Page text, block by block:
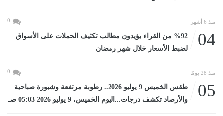
منذ 6 أشهر 0
04
%92 من القراء يؤيدون مطالب تكثيف الحملات على الأسواق
لضبط الأسعار خلال شهر رمضان
منذ 28 يومًا 0
05
طقس الخميس 9 يوليو 2026.. رطوبة مرتفعة وشبورة صباحية
والأرصاد تكشف درجات...اليوم الخميس، 9 يوليو 2026 05:03 صـ